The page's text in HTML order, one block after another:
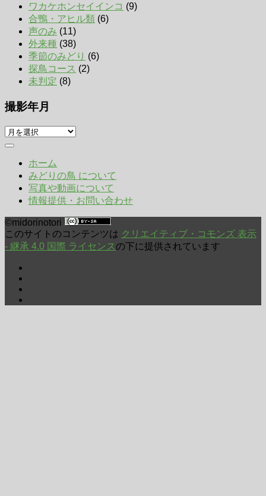
ワカケホンセイインコ (9)
合鴨・アヒル類 (6)
声のみ (11)
外来種 (38)
季節のみどり (6)
探鳥コース (2)
未判定 (8)
撮影年月
撮
影
ホーム
みどりの鳥 について
写真や動画について
情報提供・お問い合わせ
©midorinotori
このサイトのコンテンツは クリエイティブ・コモンズ 表示
- 継承 4.0 国際 ライセンス の下に提供されています